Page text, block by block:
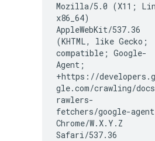
Mozilla/5.0 (X11;
x86_64)
AppleWebKit/537.36
(KHTML, like Gecko;
compatible; Google-
Agent;
+https://
gle.com/crawling/
rawlers-
fetchers/google-
Chrome/W.X.Y.Z
Safari/537.36